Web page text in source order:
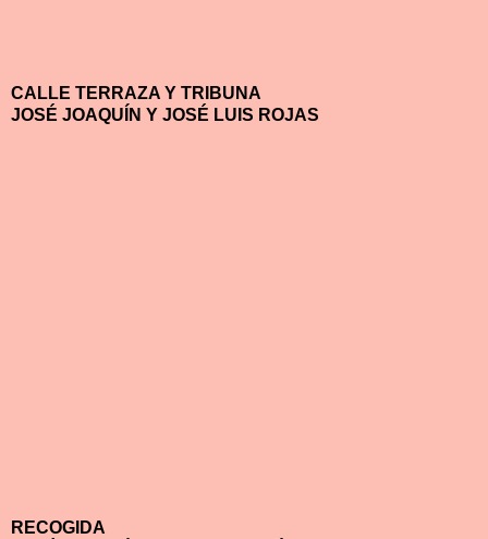
CALLE TERRAZA Y TRIBUNA
JOSÉ JOAQUÍN Y JOSÉ LUIS ROJAS
RECOGIDA